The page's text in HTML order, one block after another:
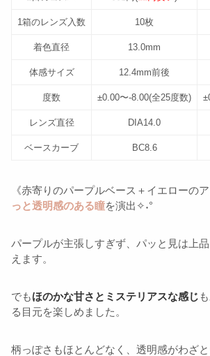
1箱のレンズ入数 10枚
着色直径 13.0mm
体感サイズ 12.4mm前後
度数 ±0.00〜-8.00(全25度数)
レンズ直径 DIA14.0
ベースカーブ BC8.6
《赤寄りのパープルベース＋イエローの
っと透明感のある瞳を演出✧˖°
パープルが主張しすぎず、パッと見は上
えます。
でもほのかな甘さとミステリアスな感じ
る目元を楽しめました。
柄っぽさもほとんどなく、透明感がわざ